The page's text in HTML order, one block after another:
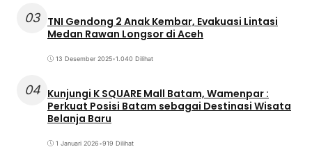
03 TNI Gendong 2 Anak Kembar, Evakuasi Lintasi
Medan Rawan Longsor di Aceh
13 Desember 2025•1.040 Dilihat
04 Kunjungi K SQUARE Mall Batam, Wamenpar :
Perkuat Posisi Batam sebagai Destinasi Wisata
Belanja Baru
1 Januari 2026•919 Dilihat